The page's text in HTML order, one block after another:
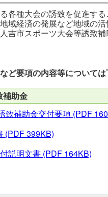
各種大会の誘致を促進す
域経済の発展など地域の
吉市スポーツ大会等誘致補
ど要項の内容等については
補助金
致補助金交付要項 (PDF
(PDF 399KB)
説明文書 (PDF 164KB)